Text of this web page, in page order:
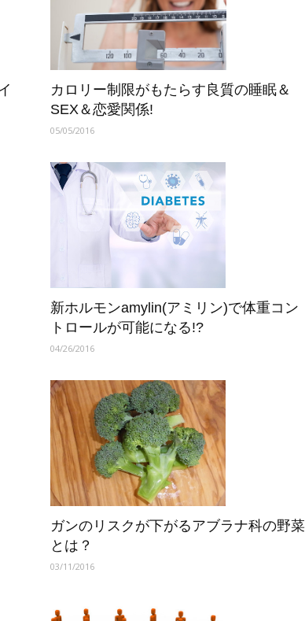
カロリー制限がもたらす良質の睡眠＆
SEX＆恋愛関係!
05/05/2016
新ホルモンamylin(アミリン)で体重コン
トロールが可能になる!?
04/26/2016
ガンのリスクが下がるアブラナ科の野菜
とは？
03/11/2016